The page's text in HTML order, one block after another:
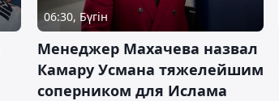
06:30, Бүгін
Менеджер Махачева назвал
Камару Усмана тяжелейшим
соперником для Ислама